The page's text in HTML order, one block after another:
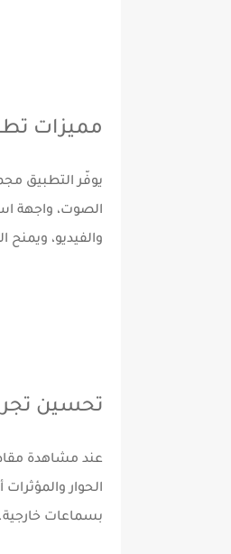
مميزات
يوفّر التطبيق
الصوت، واجهة
والفيديو،
تحسين
عند مشاهدة
الحوار
بسماعات خارجية.